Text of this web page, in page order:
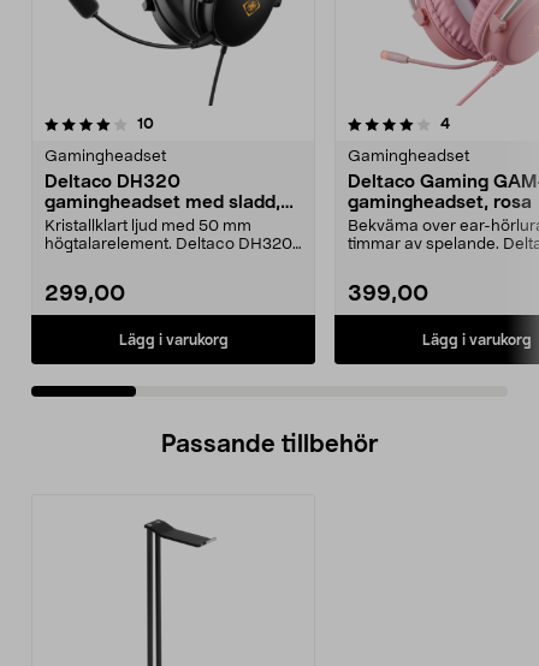
10recensioner
Gamingheadset
Deltaco DH320
gamingheadset med sladd,
GAM-190
Kristallklart ljud med 50 mm
högtalarelement. Deltaco DH320
299,00
Lägg i varukorg
4.0 av 5 stjärnor 4recensioner
Gamingheadset
Deltaco Gaming
gamingheadset, rosa
Bekväma over ear-
timmar av spelande.
399,00
Lägg i varukorg
4.0 av 5 stjärnor
Passande tillbehör